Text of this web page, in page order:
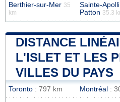
Berthier-sur-Mer 35
km
Sainte-
Patton 35.3
DISTANCE
L'ISLET ET LES
VILLES DU PAYS
Toronto : 797 km Montréal :